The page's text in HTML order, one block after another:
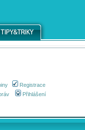
Registrace
Přihlášení